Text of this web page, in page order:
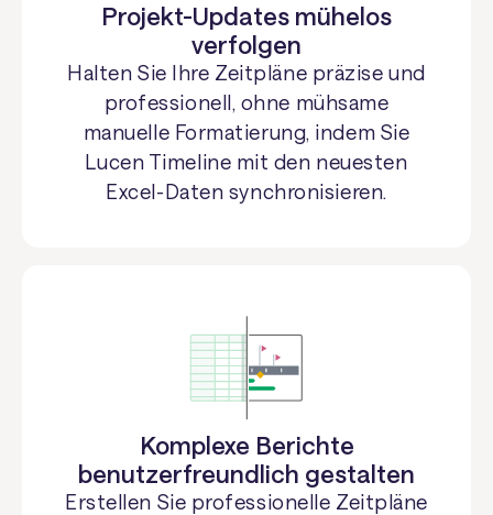
Projekt-Updates mühelos
verfolgen
Halten Sie Ihre Zeitpläne präzise und
professionell, ohne mühsame
manuelle Formatierung, indem Sie
Lucen Timeline mit den neuesten
Excel-Daten synchronisieren.
Komplexe Berichte
benutzerfreundlich gestalten
Erstellen Sie professionelle Zeitpläne